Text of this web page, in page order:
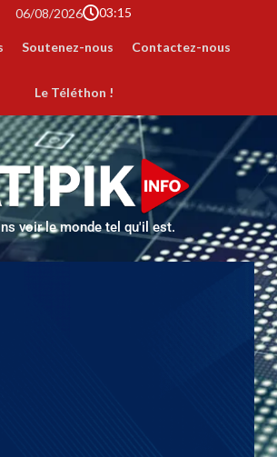
06/08/2026 03:15
Soutenez-nous Contactez-nous
Le Téléthon !
voir le monde tel qu'il est.